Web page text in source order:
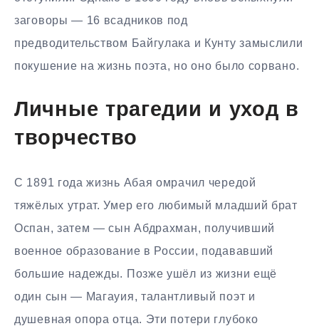
заговоры — 16 всадников под
предводительством Байгулака и Кунту замыслили
покушение на жизнь поэта, но оно было сорвано.
Личные трагедии и уход в
творчество
С 1891 года жизнь Абая омрачил чередой
тяжёлых утрат. Умер его любимый младший брат
Оспан, затем — сын Абдрахман, получивший
военное образование в России, подававший
большие надежды. Позже ушёл из жизни ещё
один сын — Магауия, талантливый поэт и
душевная опора отца. Эти потери глубоко